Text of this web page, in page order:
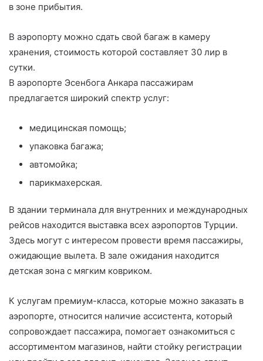
в зоне прибытия.
В аэропорту можно сдать свой багаж в камеру
хранения, стоимость которой составляет 30 лир в
сутки.
В аэропорте Эсенбога Анкара пассажирам
предлагается широкий спектр услуг:
медицинская помощь;
упаковка багажа;
автомойка;
парикмахерская.
В здании терминала для внутренних и международных
рейсов находится выставка всех аэропортов Турции.
Здесь могут с интересом провести время пассажиры,
ожидающие вылета. В зале ожидания находится
детская зона с мягким ковриком.
К услугам премиум-класса, которые можно заказать в
аэропорте, относится наличие ассистента, который
сопровождает пассажира, помогает ознакомиться с
ассортиментом магазинов, найти стойку регистрации